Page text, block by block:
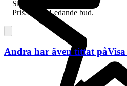
Sluttid
Pris:100 kr,Ledande bud.
Andra har även tittat på